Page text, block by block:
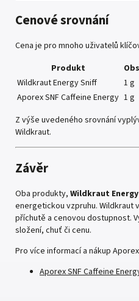
Cenové srovnání
Cena je pro mnoho uživatelů
Produkt
Wildkraut Energy Sniff
1 g
Aporex SNF Caffeine Energy 1 g
Z výše uvedeného srovnání
Wildkraut.
Závěr
Oba produkty, Wildkraut
energetickou vzpruhu. Wildkraut
příchutě a cenovou dostupnost.
složení, chuť či cenu.
Pro více informací a nákup
Aporex SNF Caffeine